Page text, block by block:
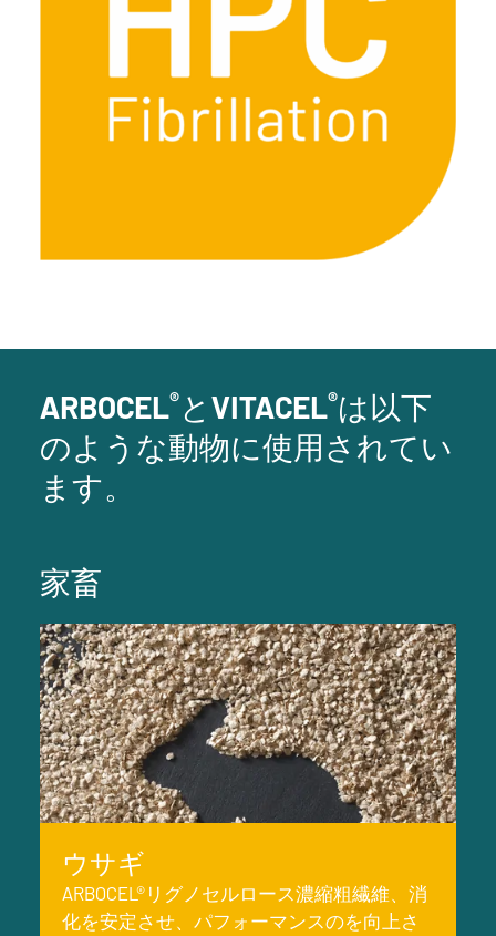
ARBOCEL® とVITACEL®は以下
のような動物に使用されてい
ます。
家畜
ウサギ
ARBOCEL®リグノセルロース濃縮粗繊維、消
化を安定させ、パフォーマンスのを向上さ